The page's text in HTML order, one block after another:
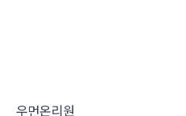
우먼온리원